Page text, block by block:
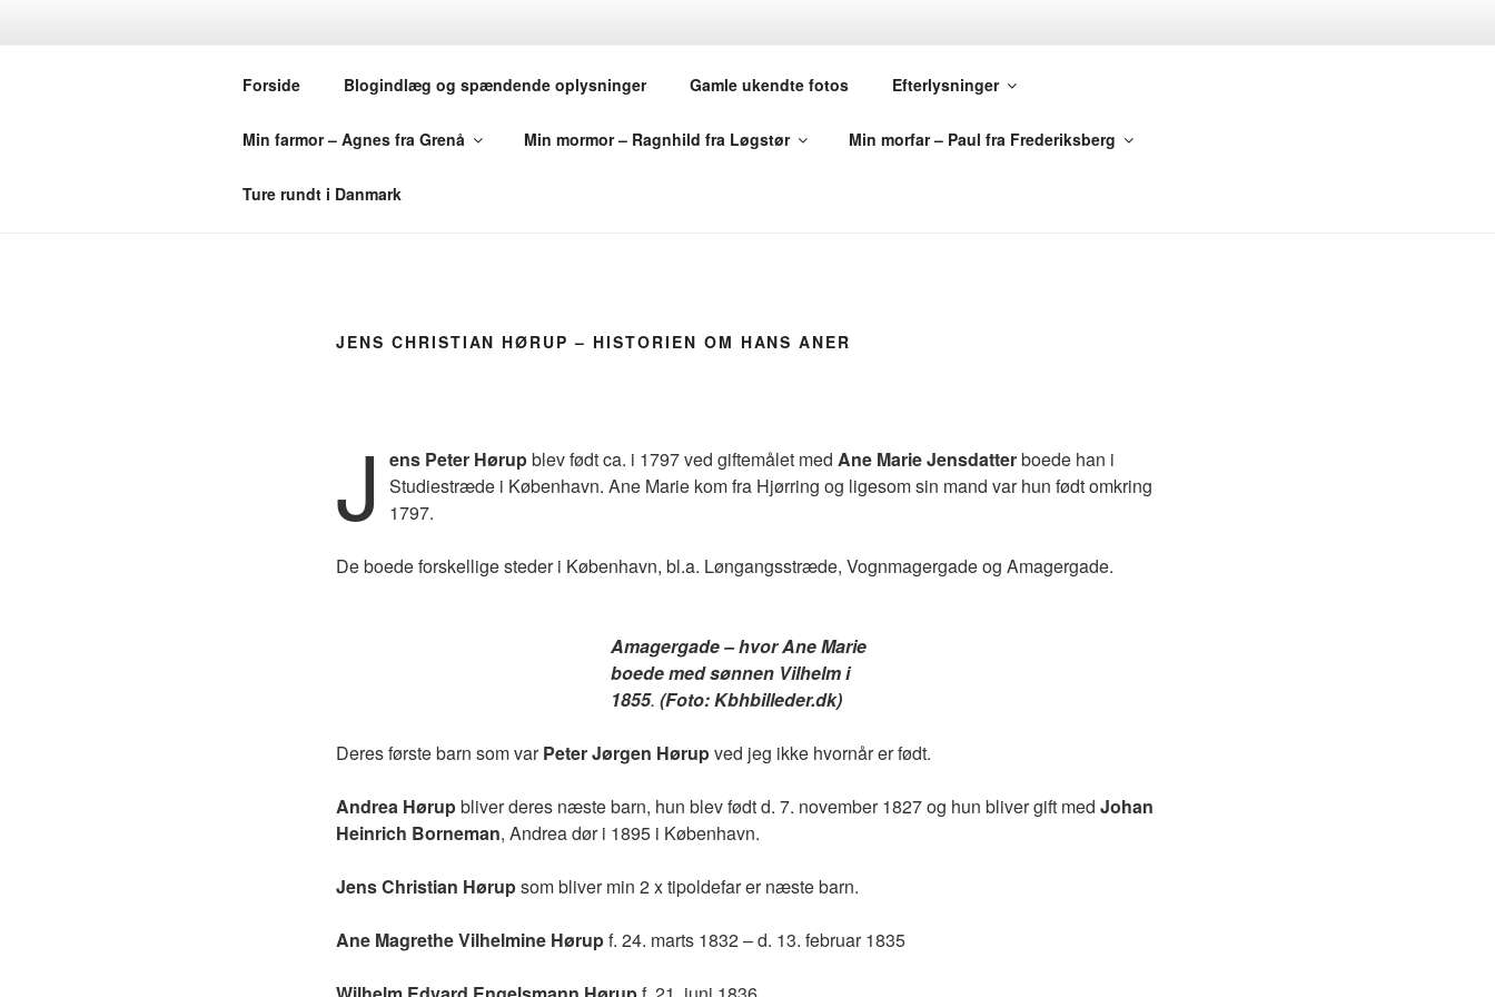
MINE SLÆGTSHISTORIER – FRA DANMARK,
USA OG SVERIGE
Forside Blogindlæg og spændende oplysninger Gamle ukendte fotos Efterlysninger
Min farmor – Agnes fra Grenå Min mormor – Ragnhild fra Løgstør Min morfar – Paul fra Frederiksberg
Ture rundt i Danmark
JENS CHRISTIAN HØRUP – HISTORIEN OM HANS ANER
J ens Peter Hørupblev født ca. i 1797 ved giftemålet med Ane Marie Jensdatterboede han i
Studiestræde i København. Ane Marie kom fra Hjørring og ligesom sin mand var hun født omkring
1797.
De boede forskellige steder i København, bl.a. Løngangsstræde, Vognmagergade og Amagergade.
Amagergade – hvor Ane Marie
boede med sønnen Vilhelm i
1855. (Foto: Kbhbilleder.dk)
Deres første barn som varPeter Jørgen Hørupved jeg ikke hvornår er født.
Andrea Hørupbliver deres næste barn, hun blev født d. 7. november 1827 og hun bliver gift med Johan
Heinrich Borneman, Andrea dør i 1895 i København.
Jens Christian Hørupsom bliver min 2 x tipoldefar er næste barn.
Ane Magrethe Vilhelmine Hørupf. 24. marts 1832 – d. 13. februar 1835